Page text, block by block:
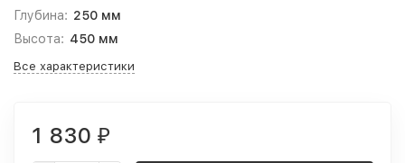
Глубина: 250 мм
Высота: 450 мм
Все характеристики
1 830 ₽